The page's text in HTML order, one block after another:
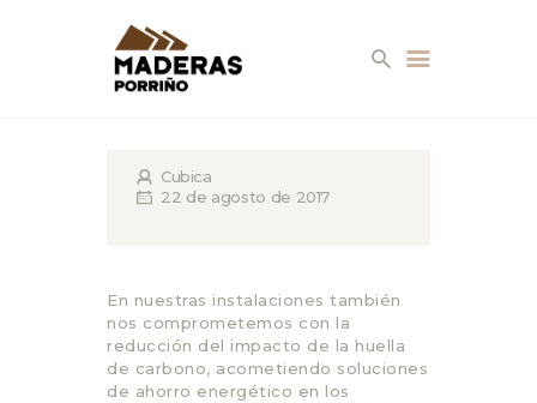
SERVICIOS
PRODUCTOS
Cubica
22 de agosto de 2017
En nuestras instalaciones también
nos comprometemos con la
reducción del impacto de la huella
de carbono, acometiendo soluciones
de ahorro energético en los